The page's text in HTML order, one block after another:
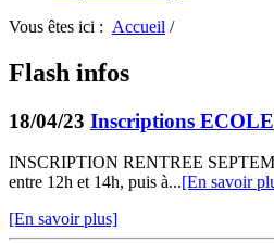
Vous êtes ici : Accueil /
Flash infos
18/04/23 Inscriptions ECOLE
INSCRIPTION RENTREE
entre 12h et 14h, puis à...[En savoir
[En savoir plus]